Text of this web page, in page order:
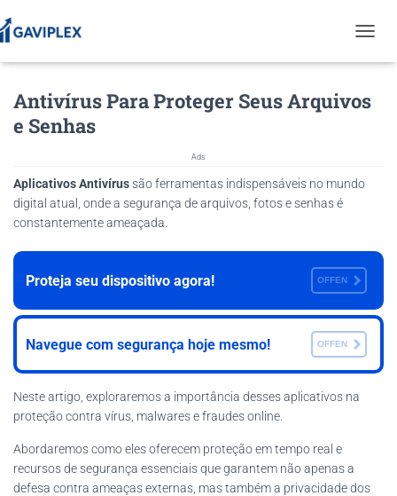
O
G
L
Antivírus Para Proteger Seus Arquivos
e Senhas
Ads
Aplicativos Antivírussão ferramentas indispensáveis no mundo
digital atual, onde a segurança de arquivos, fotos e senhas é
constantemente ameaçada.
Proteja seu dispositivo agora! OFFEN
Navegue com segurança hoje mesmo! OFFEN
Neste artigo, exploraremos a importância desses aplicativos na
proteção contra vírus, malwares e fraudes online.
Abordaremos como eles oferecem proteção em tempo real e
recursos de segurança essenciais que garantem não apenas a
defesa contra ameaças externas, mas também a privacidade dos